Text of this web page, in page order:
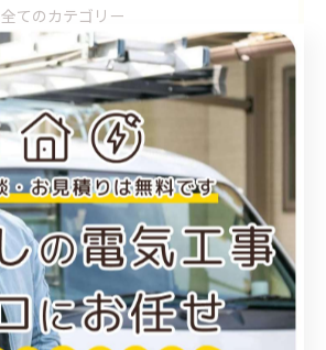
全てのカテゴリー
福山市のエアコン工事
尾道市のエアコン工事
倉敷市のエアコン工事
アンテナ工事
電気工事
お知らせ
施工事例
お得情報